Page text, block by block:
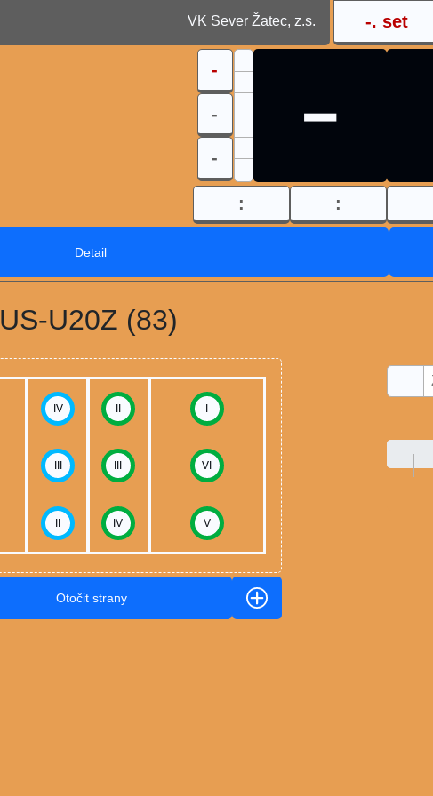
VK Sever Žatec, z.s. -. set
-
-
-
-
: :
Detail
US-U20Z (83)
IV II I
VI
IV V
Otočit strany